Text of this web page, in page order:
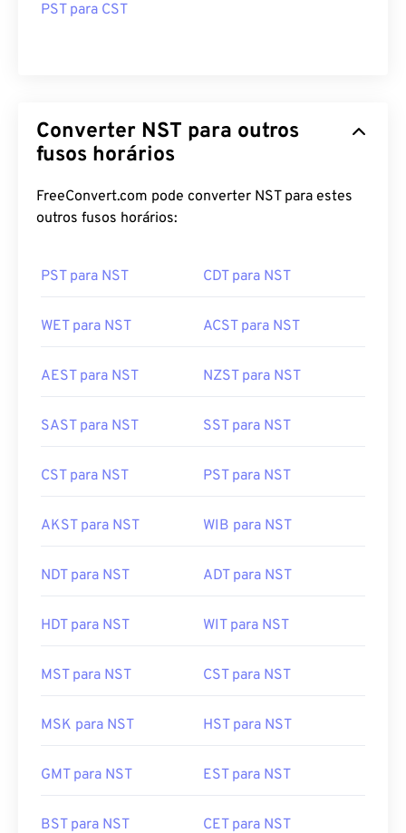
FreeConvert.com pode converter NST para estes
WET para NST ACST para NST
AEST para NST NZST para NST
SAST para NST SST para NST
CST para NST PST para NST
AKST para NST WIB para NST
NDT para NST ADT para NST
HDT para NST WIT para NST
MST para NST CST para NST
MSK para NST HST para NST
GMT para NST EST para NST
BST para NST CET para NST